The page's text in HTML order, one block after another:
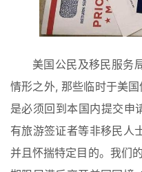
美国公民及移民服务
情形之外, 那些临时于美
是必须回到本国内提交申
有旅游签证者等非移民人
并且怀揣特定目的。我们